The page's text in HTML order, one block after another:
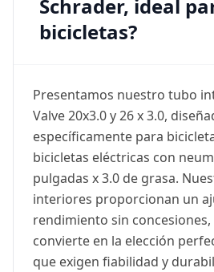
Schrader, ideal
bicicletas?
Presentamos nuestro tubo
Valve 20x3.0 y 26 x 3.0,
específicamente para
bicicletas eléctricas con
pulgadas x 3.0 de grasa.
interiores proporcionan un
rendimiento sin concesiones,
convierte en la elección
que exigen fiabilidad y